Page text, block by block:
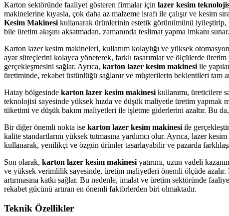
Karton sektöründe faaliyet gösteren firmalar için lazer kesim
makinelerine kıyasla, çok daha az malzeme israfı ile çalışır ve kesim
Kesim Makinesi kullanarak ürünlerinin estetik görünümünü iyileştirip,
bile üretim akışını aksatmadan, zamanında teslimat yapma imkanı sunar.
Karton lazer kesim makineleri, kullanım kolaylığı ve yüksek
ayar süreçlerini kolayca yöneterek, farklı tasarımlar ve ölçülerde üretim
gerçekleşmesini sağlar. Ayrıca, karton lazer kesim makinesi ile
üretiminde, rekabet üstünlüğü sağlanır ve müşterilerin beklentileri tam
Hatay bölgesinde karton lazer kesim makinesi kullanımı, üreticilere
teknolojisi sayesinde yüksek hızda ve düşük maliyetle üretim
tüketimi ve düşük bakım maliyetleri ile işletme giderlerini azaltır. Bu
Bir diğer önemli nokta ise karton lazer kesim makinesi ile
kalite standartlarını yüksek tutmasına yardımcı olur. Ayrıca, lazer
kullanarak, yenilikçi ve özgün ürünler tasarlayabilir ve pazarda
Son olarak, karton lazer kesim makinesi yatırımı, uzun vadeli
ve yüksek verimlilik sayesinde, üretim maliyetleri önemli ölçüde
artırmasına katkı sağlar. Bu nedenle, imalat ve üretim sektöründe
rekabet gücünü artıran en önemli faktörlerden biri olmaktadır.
Teknik Özellikler